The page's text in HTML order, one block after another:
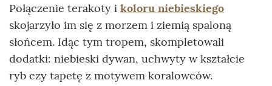
Połączenie terakoty i koloru niebieskiego
skojarzyło im się z morzem i ziemią spaloną
słońcem. Idąc tym tropem, skompletowali
dodatki: niebieski dywan, uchwyty w kształcie
ryb czy tapetę z motywem koralowców.